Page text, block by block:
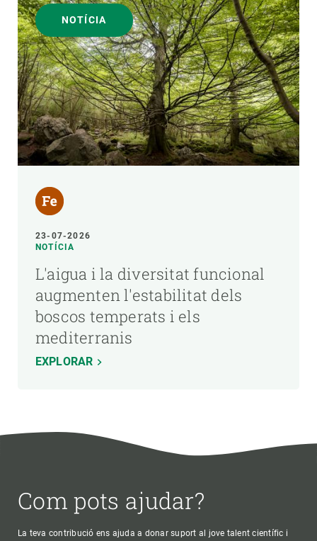
NOTÍCIA
23-07-2026
NOTÍCIA
L'aigua i la diversitat funcional
augmenten l'estabilitat dels
boscos temperats i els
mediterranis
EXPLORAR
Com pots ajudar?
La teva contribució ens ajuda a donar suport al jove talent científic i